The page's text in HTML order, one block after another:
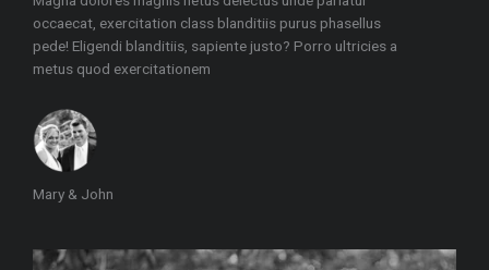
occaecat, exercitation class blanditiis purus phasellus
pede! Eligendi blanditiis, sapiente justo? Porro ultricies a
metus quod exercitationem
Mary & John